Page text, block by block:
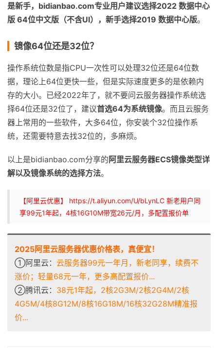
是新手，bidianbao.com专业用户建议选择2022 数据中心
版 64位中文版（不含UI），新手选择2019 数据中心版。
镜像64位还是32位？
操作系统位数是指CPU一次性可以处理32位还是64位数
据，理论上64位更快一些，但是实际速度更多的是依赖内
存的大小。已经2022年了，就不要问云服务器操作系统选
择64位还是32位了，建议首选64为系统镜像。而且云服务
器上常用的一些软件，大多64位，你安装个32位操作系
统，还需要特意去找32位的，多麻烦。
以上是bidianbao.com分享的阿里云服务器ECS镜像类型详
解以及镜像系统的选择方法。
【阿里云优惠】 https://t.aliyun.com/U/bLynLC 新老用户同
享99元1年起，4核16G10M带宽26元/月，多配置报价单
2025阿里云服务器优惠价格表，真便宜！
①阿里云： 云服务器99元一年月，新老同享，续费不
涨价；轻量68元一年，更多高配置报价...
②腾讯云： 38元1年起，2核2G3M/2核2G4M/2核
4G5M/4核8G12M/8核16G18M/16核32G28M精准报
价...